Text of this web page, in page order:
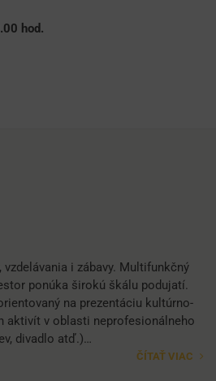
hod.
i zábavy. Multifunkčný
ponúka širokú škálu podujatí.
na prezentáciu kultúrno-
aktivít v oblasti neprofesionálneho
divadlo atď.)…
ČÍTAŤ VIAC